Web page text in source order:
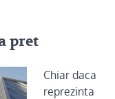
pret
Chiar daca
reprezinta